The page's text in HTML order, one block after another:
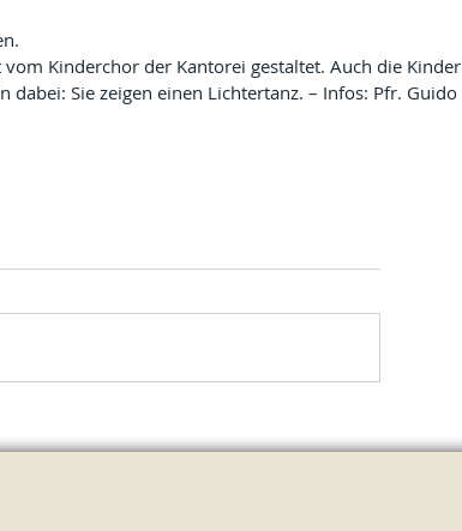
Kinderchor der Kantorei gestaltet. Auch die Kinder
Sie zeigen einen Lichtertanz. – Infos: Pfr. Guido